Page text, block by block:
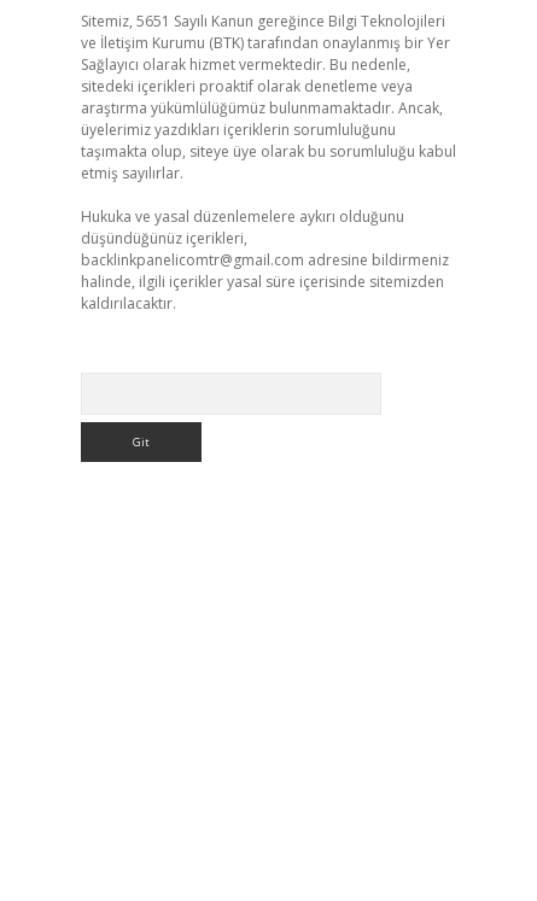
Sitemiz, 5651 Sayılı Kanun gereğince Bilgi Teknolojileri
ve İletişim Kurumu (BTK) tarafından onaylanmış bir Yer
Sağlayıcı olarak hizmet vermektedir. Bu nedenle,
sitedeki içerikleri proaktif olarak denetleme veya
araştırma yükümlülüğümüz bulunmamaktadır. Ancak,
üyelerimiz yazdıkları içeriklerin sorumluluğunu
taşımakta olup, siteye üye olarak bu sorumluluğu kabul
etmiş sayılırlar.
Hukuka ve yasal düzenlemelere aykırı olduğunu
düşündüğünüz içerikleri,
backlinkpanelicomtr@gmail.com adresine bildirmeniz
halinde, ilgili içerikler yasal süre içerisinde sitemizden
kaldırılacaktır.